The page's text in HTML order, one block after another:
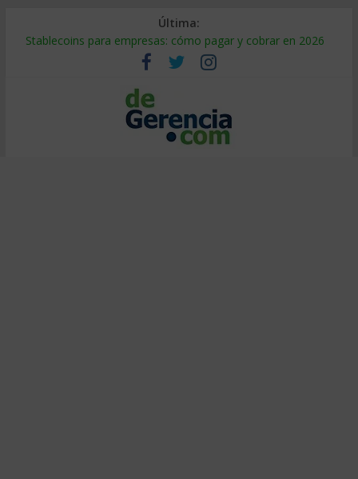
Última:
Stablecoins para empresas: cómo pagar y cobrar en 2026
Despido silencioso: qué es y por qué sale tan caro
IA en selección de personal: cómo auditarla a tiempo
Trabajo forzoso en la cadena de suministro: qué hacer
Mercado hispano de EE. UU.: cómo segmentarlo y venderle